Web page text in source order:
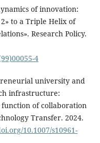
of innovation:
to a Triple Helix of
Research Policy.
4
university and
infrastructure:
of collaboration
Transfer. 2024.
10.1007/s10961-